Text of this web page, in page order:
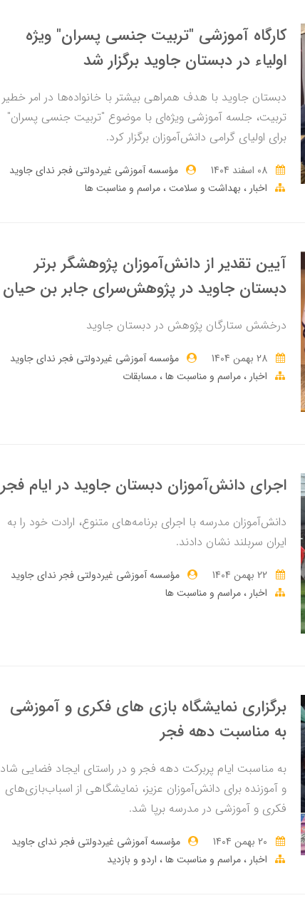
کارگاه آموزشی "تربیت جنسی پسران" ویژه
اولیاء در دبستان جاوید برگزار شد
دبستان جاوید با هدف همراهی بیشتر با خانواده‌ها در امر خطیر
تربیت، جلسه آموزشی ویژه‌ای با موضوع "تربیت جنسی پسران"
برای اولیای گرامی دانش‌آموزان برگزار کرد.
مؤسسه آموزشی غیردولتی فجر ندای جاوید
اخبار
بهداشت و سلامت مراسم و مناسبت ها
آیین تقدیر از دانش‌آموزان پژوهشگر برتر
دبستان جاوید در پژوهش‌سرای جابر بن حیان
درخشش ستارگان پژوهش در دبستان جاوید
مؤسسه آموزشی غیردولتی فجر ندای جاوید
اخبار مراسم و مناسبت ها مسابقات
اجرای دانش‌آموزان دبستان جاوید در ایام فجر
دانش‌آموزان مدرسه با اجرای برنامه‌های متنوع، ارادت خود را به
ایران سربلند نشان دادند.
مؤسسه آموزشی غیردولتی فجر ندای جاوید
اخبار مراسم و مناسبت ها
برگزاری نمایشگاه بازی های فکری و آموزشی
به مناسبت دهه فجر
به مناسبت ایام پربرکت دهه فجر و در راستای ایجاد فضایی شاد
و آموزنده برای دانش‌آموزان عزیز، نمایشگاهی از اسباب‌بازی‌های
فکری و آموزشی در مدرسه برپا شد.
مؤسسه آموزشی غیردولتی فجر ندای جاوید
اخبار مراسم و مناسبت ها اردو و بازدید